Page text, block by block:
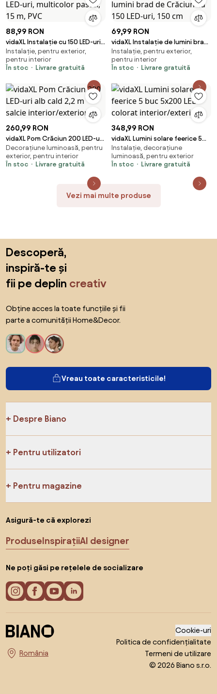
88,99 RON
vidaXL Instalație cu 150 LED-uri,
multicolor pastel, 15 m, PVC
Instalație, pentru exterior,
pentru interior
În stoc
Livrare gratuită
69,99 RON
vidaXL Instalație de lumini brad
de Crăciun cu 150 LED-uri, 150
cm
Instalație, pentru exterior,
pentru interior
În stoc
Livrare gratuită
260,99 RON
vidaXL Pom Crăciun 200 LED-uri
alb cald 2,2 m salcie
interior/exterior
Decorațiune luminoasă, pentru
exterior, pentru interior
În stoc
Livrare gratuită
348,99 RON
vidaXL Lumini solare feerice 5
buc 5x200 LED colorat
interior/exterior
Instalație, decorațiune
luminoasă, pentru exterior
În stoc
Livrare gratuită
Vezi mai multe produse
Descoperă,
inspiră-te și
fii pe deplin creativ
Obține acces la toate funcțiile și fii
parte a comunității Home&Decor.
Vreau toate caracteristicile!
Despre Biano
Pentru utilizatori
Pentru magazine
Asigură-te că explorezi
ProduseInspirațiiAI designer
Ne poți găsi pe rețelele de socializare
Alege țara
Cookie-uri
Politica de confidențialitate
Termeni de utilizare
© 2026 Biano s.r.o.